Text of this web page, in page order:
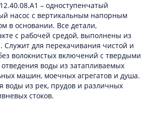
– одноступенчатый
насос с вертикальным напорным
в основании. Все детали,
с рабочей средой, выполнены из
для перекачивания чистой и
волокнистых включений с твердыми
воды из затапливаемых
машин, моечных агрегатов и душа.
воды из рек, прудов и различных
стоков.